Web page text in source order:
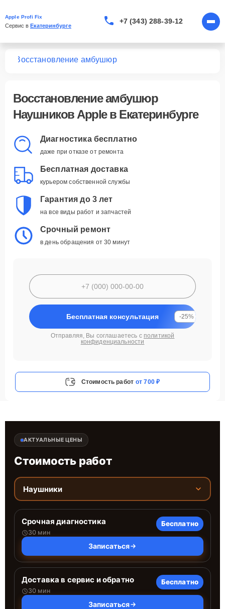
Apple Profi Fix
Сервис в Екатеринбурге
+7 (343) 288-39-12
Восстановление амбушюр
Восстановление амбушюр
Наушников Apple в Екатеринбурге
Диагностика бесплатно
даже при отказе от ремонта
Бесплатная доставка
курьером собственной службы
Гарантия до 3 лет
на все виды работ и запчастей
Срочный ремонт
в день обращения от 30 минут
Бесплатная консультация -25%
Отправляя, Вы соглашаетесь с политикой
конфиденциальности
Стоимость работ от 700 ₽
АКТУАЛЬНЫЕ ЦЕНЫ
Стоимость работ
Наушники
Срочная диагностика
30 мин
Бесплатно
Записаться
Доставка в сервис и обратно
30 мин
Бесплатно
Записаться